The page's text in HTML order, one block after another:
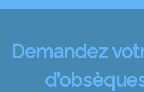
Demandez